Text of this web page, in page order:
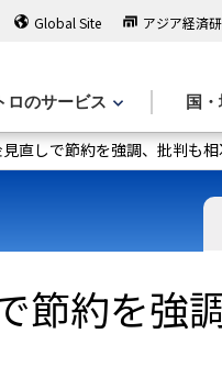
Global Site アジア経済
ロのサービス 国
直しで節約を強調、批判も相
節約を強